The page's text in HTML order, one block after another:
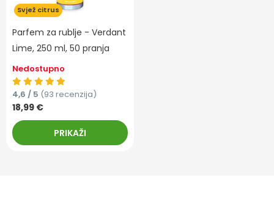
Svjež citrus
Parfem za rublje - Verdant
Lime, 250 ml, 50 pranja
Nedostupno
4,6 / 5 (93 recenzija)
18,99 €
PRIKAŽI